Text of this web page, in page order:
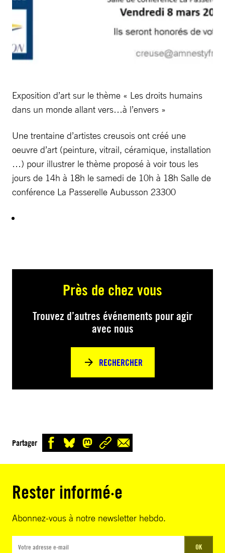
Exposition d’art sur le thème « Les droits humains
dans un monde allant vers…à l’envers »
Une trentaine d’artistes creusois ont créé une
oeuvre d’art (peinture, vitrail, céramique, installation
…) pour illustrer le thème proposé à voir tous les
jours de 14h à 18h le samedi de 10h à 18h Salle de
conférence La Passerelle Aubusson 23300
Près de chez vous
Trouvez d’autres événements pour agir
avec nous
RECHERCHER
Partager
Rester informé·e
Abonnez-vous à notre newsletter hebdo.
OK